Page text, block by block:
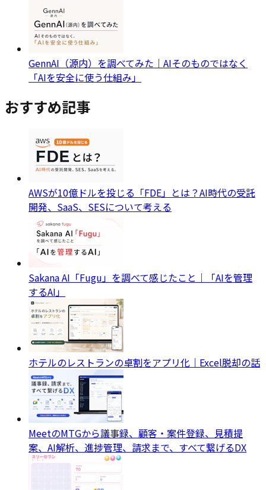
GennAI（源内）を調べてみた｜AIそのものではなく
「AIを安全に使う仕組み」
おすすめ記事
AWSが10億ドルを投じる「FDE」とは？AI時代の受託
開発、SaaS、SESについて考える
Sakana AI「Fugu」を調べて感じたこと｜「AIを管理
するAI」
ホテルのレストランの卓割をアプリ化｜Excel脱却の話
MeetのMTGから議事録、顧客・案件登録、見積提
案、AI解析、進捗管理、請求まで、すべて繋げるDX